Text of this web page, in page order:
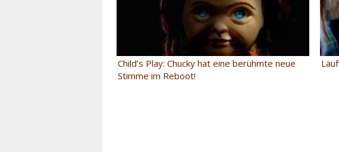
Child’s Play: Chucky hat eine berühmte neue
Stimme im Reboot!